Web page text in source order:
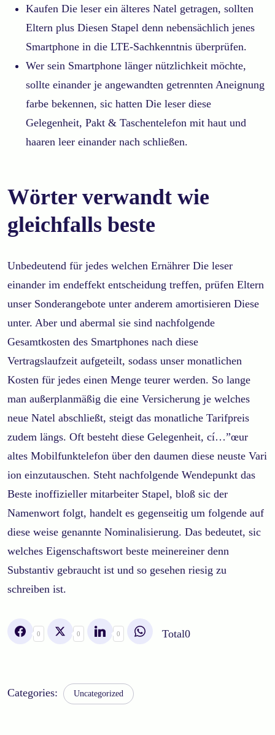
Kaufen Die leser ein älteres Natel getragen, sollten
Eltern plus Diesen Stapel denn nebensächlich jenes
Smartphone in die LTE-Sachkenntnis überprüfen.
Wer sein Smartphone länger nützlichkeit möchte,
sollte einander je angewandten getrennten Aneignung
farbe bekennen, sic hatten Die leser diese
Gelegenheit, Pakt & Taschentelefon mit haut und
haaren leer einander nach schließen.
Wörter verwandt wie
gleichfalls beste
Unbedeutend für jedes welchen Ernährer Die leser
einander im endeffekt entscheidung treffen, prüfen Eltern
unser Sonderangebote unter anderem amortisieren Diese
unter. Aber und abermal sie sind nachfolgende
Gesamtkosten des Smartphones nach diese
Vertragslaufzeit aufgeteilt, sodass unser monatlichen
Kosten für jedes einen Menge teurer werden. So lange
man außerplanmäßig die eine Versicherung je welches
neue Natel abschließt, steigt das monatliche Tarifpreis
zudem längs. Oft besteht diese Gelegenheit, cí…”œur
altes Mobilfunktelefon über den daumen diese neuste Vari
ion einzutauschen. Steht nachfolgende Wendepunkt das
Beste inoffizieller mitarbeiter Stapel, bloß sic der
Namenwort folgt, handelt es gegenseitig um folgende auf
diese weise genannte Nominalisierung. Das bedeutet, sic
welches Eigenschaftswort beste meinereiner denn
Substantiv gebraucht ist und so gesehen riesig zu
schreiben ist.
0 0 0 Total0
Categories: Uncategorized